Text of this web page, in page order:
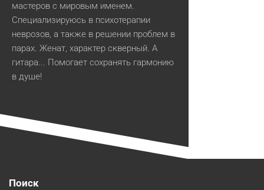
мастеров с мировым именем.
Специализируюсь в психотерапии
неврозов, а также в решении проблем в
парах. Женат, характер скверный. А
гитара... Помогает сохранять гармонию
в душе!
Поиск